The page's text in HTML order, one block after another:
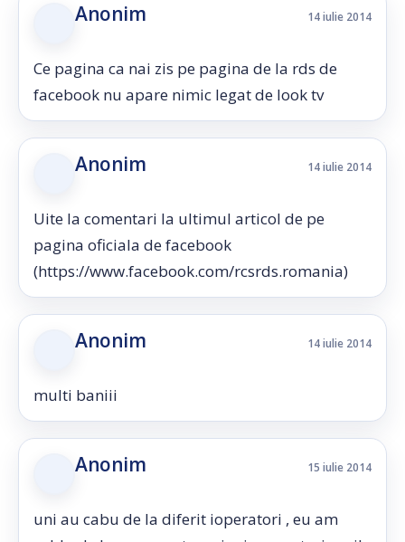
Anonim 14 iulie 2014
Ce pagina ca nai zis pe pagina de la rds de
facebook nu apare nimic legat de look tv
Anonim 14 iulie 2014
Uite la comentari la ultimul articol de pe
pagina oficiala de facebook
(https://www.facebook.com/rcsrds.romania)
Anonim 14 iulie 2014
multi baniii
Anonim 15 iulie 2014
uni au cabu de la diferit ioperatori , eu am